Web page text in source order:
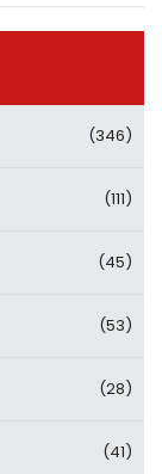
(346)
(111)
(45)
(53)
(28)
(41)